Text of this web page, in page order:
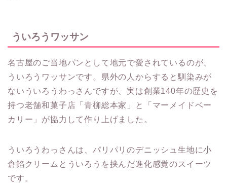
ういろうワッサン
名古屋のご当地パンとして地元で愛されているのが、
ういろうワッサンです。県外の人からすると馴染みが
ないういろうわっさんですが、実は創業140年の歴史を
持つ老舗和菓子店「青柳総本家」と「マーメイドベー
カリー」が協力して作り上げました。
ういろうわっさんは、パリパリのデニッシュ生地に小
倉餡クリームとういろうを挟んだ進化感覚のスイーツ
です。